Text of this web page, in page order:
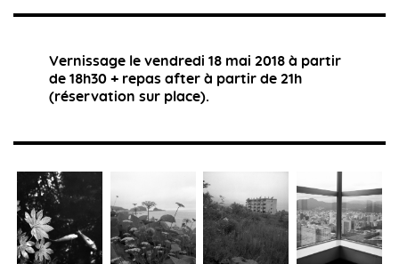
Vernissage le vendredi 18 mai 2018 à partir
de 18h30 + repas after à partir de 21h
(réservation sur place).